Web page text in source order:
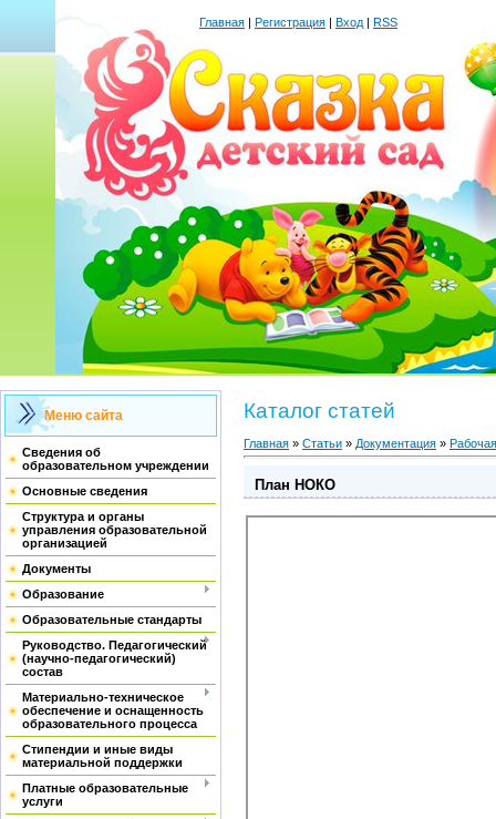
Главная | Регистрация | Вход | RSS
Меню сайта
Сведения об
образовательном учреждении
Основные сведения
Структура и органы
управления образовательной
организацией
Документы
Образование
Образовательные стандарты
Руководство. Педагогический
(научно-педагогический)
состав
Материально-техническое
обеспечение и оснащенность
образовательного процесса
Стипендии и иные виды
материальной поддержки
Платные образовательные
услуги
Каталог статей
Главная » Статьи » Документация »
План НОКО